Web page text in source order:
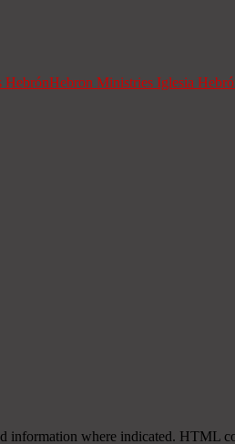
HebrónHebron Ministries Iglesia
information where indicated. HTML